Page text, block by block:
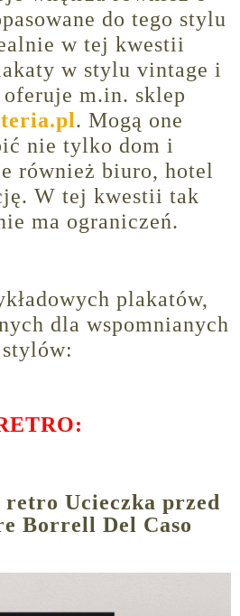
do tego stylu
w tej kwestii
w stylu vintage i
m.in. sklep
. Mogą one
nie tylko dom i
również biuro, hotel
W tej kwestii tak
ma ograniczeń.
plakatów,
dla wspomnianych
stylów:
Ucieczka przed
Borrell Del Caso